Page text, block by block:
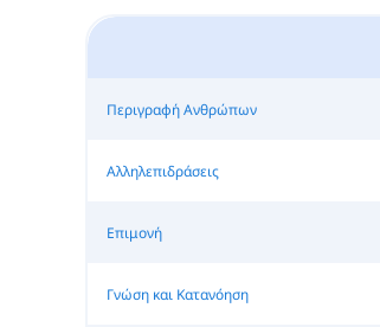
Περιγραφή Ανθρώπων
Αλληλεπιδράσεις
Επιμονή
Γνώση και Κατανόηση